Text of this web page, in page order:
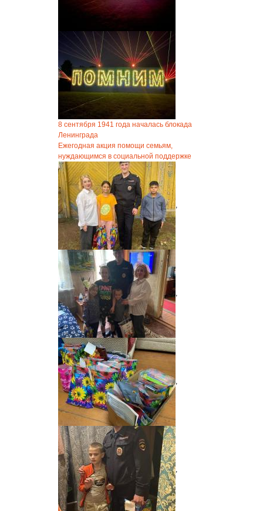
8 сентября 1941 года началась блокада
Ленинграда
Ежегодная акция помощи семьям,
нуждающимся в социальной поддержке
,
,
,
,